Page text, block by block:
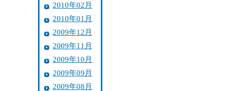
2010年02月
2010年01月
2009年12月
2009年11月
2009年10月
2009年09月
2009年08月